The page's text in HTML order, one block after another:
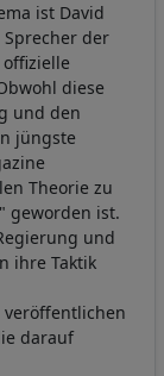
ist David
der
diese
und den
jüngste
Theorie zu
geworden ist.
und
ihre Taktik
darauf